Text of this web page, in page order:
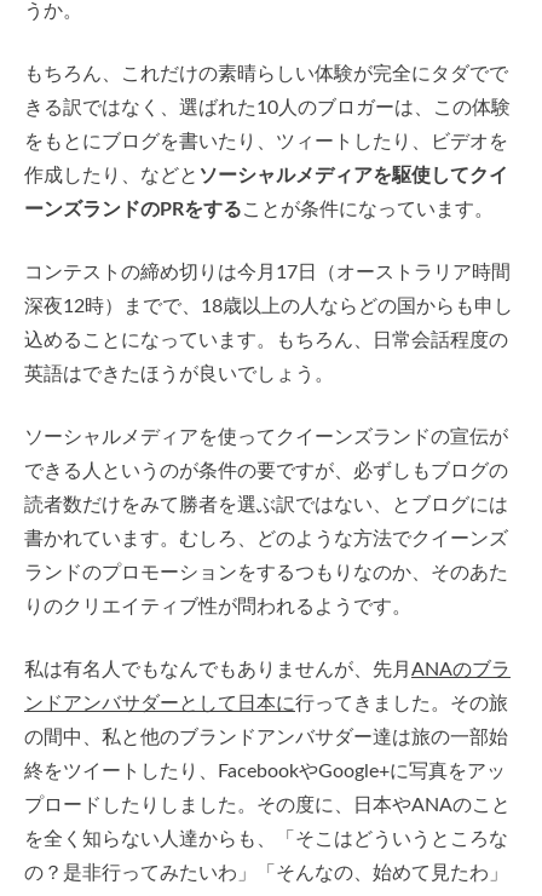
うか。
もちろん、これだけの素晴らしい体験が完全にタダでで
きる訳ではなく、選ばれた10人のブロガーは、この体験
をもとにブログを書いたり、ツィートしたり、ビデオを
作成したり、などと ソーシャルメディアを駆使してクイ
ーンズランドのPRをすることが条件になっています。
コンテストの締め切りは今月17日（オーストラリア時間
深夜12時）までで、18歳以上の人ならどの国からも申し
込めることになっています。もちろん、日常会話程度の
英語はできたほうが良いでしょう。
ソーシャルメディアを使ってクイーンズランドの宣伝が
できる人というのが条件の要ですが、必ずしもブログの
読者数だけをみて勝者を選ぶ訳ではない、とブログには
書かれています。むしろ、どのような方法でクイーンズ
ランドのプロモーションをするつもりなのか、そのあた
りのクリエイティブ性が問われるようです。
私は有名人でもなんでもありませんが、先月 ANAのブラ
ンドアンバサダーとして日本に行ってきました。その旅
の間中、私と他のブランドアンバサダー達は旅の一部始
終をツイートしたり、FacebookやGoogle+に写真をアッ
プロードしたりしました。その度に、日本やANAのこと
を全く知らない人達からも、「そこはどういうところな
の？是非行ってみたいわ」「そんなの、始めて見たわ」